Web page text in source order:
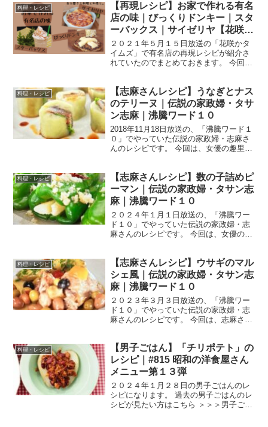
４６の松村沙友理さんを迎えて、「志麻
さん春の爆食祭」です。 ...
料理・レシピ
【再現レシピ】お家で作れる有名
店の味｜びっくりドンキー｜スタ
ーバックス｜サイゼリヤ【花咲か
タイムズ】
２０２１年５月１５日放送の「花咲かタ
イムズ」で有名店の再現レシピが紹介さ
れていたのでまとめておきます。 今回
リンク サイゼリヤのミラノ風ドリア で
す。 【再現レシピ...
料理・レシピ
【志麻さんレシピ】うなぎとナス
のテリーヌ｜伝説の家政婦・タサ
ン志麻｜沸騰ワード１０
2018年11月18日放送の、「沸騰ワード１
０」でやっていた伝説の家政婦・志麻さ
んのレシピです。 今回は、女優の趣里さ
さんの満腹フルコース」をテーマに志麻
さんが料理を作...
料理・レシピ
【志麻さんレシピ】数の子詰めピ
ーマン｜伝説の家政婦・タサン志
麻｜沸騰ワード１０
２０２４年１月１日放送の、「沸騰ワー
ド１０」でやっていた伝説の家政婦・志
麻さんのレシピです。 今回は、女優の門
した料理を作ってくれました！ では、早
速作り方です。 数の...
料理・レシピ
【志麻さんレシピ】ウサギのマル
シェ風｜伝説の家政婦・タサン志
麻｜沸騰ワード１０
２０２３年３月３日放送の、「沸騰ワー
ド１０」でやっていた伝説の家政婦・志
麻さんのレシピです。 今回は、志麻さん
ました。 では、早速作り方です。 ウサギ
のマルシェ風 （出典...
料理・レシピ
【男子ごはん】「チリポテト」の
レシピ｜#815 昭和の洋食屋さん
メニュー第１３弾
２０２４年１月２８日の男子ごはんのレ
シピになります。 過去の男子ごはんのレ
シピが見たい方はこちら ＞＞＞男子ごは